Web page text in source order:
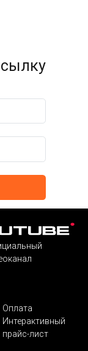
Оплата
Интерактивный
прайс-лист